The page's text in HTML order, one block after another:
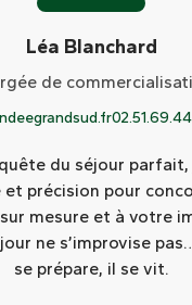
Léa Blanchard
de
du séjour
précision pour
mesure et à votre
ne s’improvise
se prépare, il se vit.